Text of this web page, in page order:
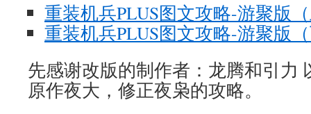
重装机兵PLUS图文攻略-游聚版
重装机兵PLUS图文攻略-游聚版
先感谢改版的制作者：龙腾和引力
原作夜大，修正夜枭的攻略。